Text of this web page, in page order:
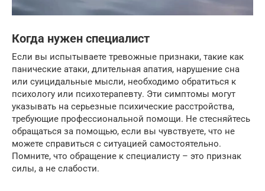
Когда нужен специалист
Если вы испытываете тревожные признаки, такие как
панические атаки, длительная апатия, нарушение сна
или суицидальные мысли, необходимо обратиться к
психологу или психотерапевту. Эти симптомы могут
указывать на серьезные психические расстройства,
требующие профессиональной помощи. Не стесняйтесь
обращаться за помощью, если вы чувствуете, что не
можете справиться с ситуацией самостоятельно.
Помните, что обращение к специалисту – это признак
силы, а не слабости.